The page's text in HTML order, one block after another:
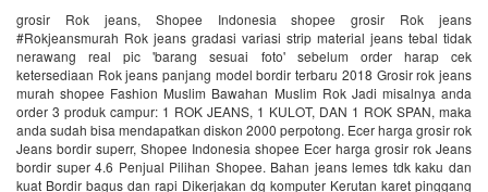
grosir Rok jeans, Shopee Indonesia shopee grosir Rok jeans
#Rokjeansmurah Rok jeans gradasi variasi strip material jeans tebal tidak
nerawang real pic 'barang sesuai foto' sebelum order harap cek
ketersediaan Rok jeans panjang model bordir terbaru 2018 Grosir rok jeans
murah shopee Fashion Muslim Bawahan Muslim Rok Jadi misalnya anda
order 3 produk campur: 1 ROK JEANS, 1 KULOT, DAN 1 ROK SPAN, maka
anda sudah bisa mendapatkan diskon 2000 perpotong. Ecer harga grosir rok
Jeans bordir superr, Shopee Indonesia shopee Ecer harga grosir rok Jeans
bordir super 4.6 Penjual Pilihan Shopee. Bahan jeans lemes tdk kaku dan
kuat Bordir bagus dan rapi Dikerjakan dg komputer Kerutan karet pinggang